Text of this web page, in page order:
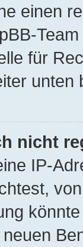
einen
für
unten
nicht
IP-